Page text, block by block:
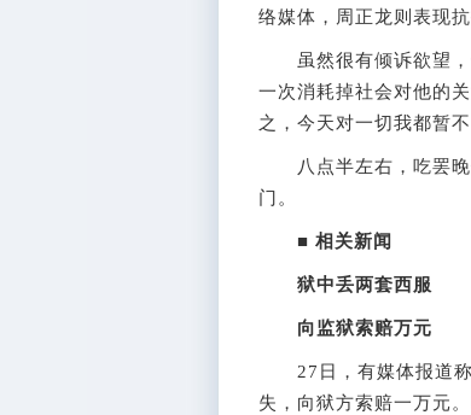
络媒体，周正龙则表现
虽然很有倾诉欲望，
一次消耗掉社会对他的
之，今天对一切我都暂
八点半左右，吃罢晚
门。
■ 相关新闻
狱中丢两套西服
向监狱索赔万元
27日，有媒体报道称
失，向狱方索赔一万元